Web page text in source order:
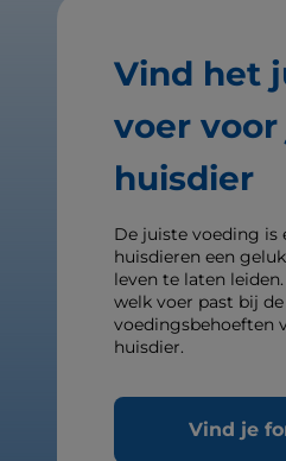
Vind het
voer voor
huisdier
De juiste voeding is
huisdieren een
leven te laten
welk voer past bij
voedingsbehoeften
huisdier.
Vind je